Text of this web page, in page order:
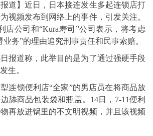
】近日，日本接连发生多起连锁店打
视频发布到网络上的事件，引发关注。
店公司和“Kura寿司”公司表示，将考虑
务”的理由追究刑事责任和民事索赔。
道称，此举目的是为了通过强硬手段
生。
锁便利店“全家”的男店员在将商品放
舔商品包装袋和瓶盖。14日，7-11便利
再放进锅里的不文明视频，并且该视频